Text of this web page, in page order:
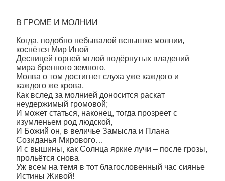
В ГРОМЕ И МОЛНИИ
Когда, подобно небывалой вспышке молнии,
коснётся Мир Иной
Десницей горней мглой подёрнутых владений
мира бренного земного,
Молва о том достигнет слуха уже каждого и
каждого же крова,
Как вслед за молнией доносится раскат
неудержимый громовой;
И может статься, наконец, тогда прозреет с
изумленьем род людской,
И Божий он, в величье Замысла и Плана
Созиданья Мирового…
И с вышины, как Солнца яркие лучи – после грозы,
прольётся снова
Уж всем на темя в тот благословенный час сиянье
Истины Живой!